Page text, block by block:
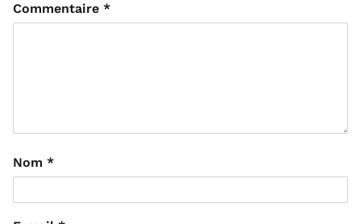
Commentaire *
Nom *